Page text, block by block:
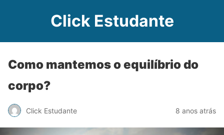
Click Estudante
Como mantemos o equilíbrio do
corpo?
Click Estudante 8 anos atrás